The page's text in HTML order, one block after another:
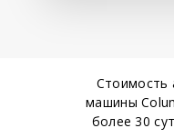
Стоимость
машины
более 30